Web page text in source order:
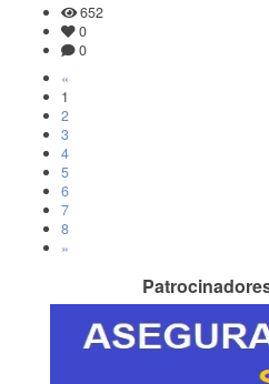
652
0
0
«
1
2
3
4
5
6
7
8
»